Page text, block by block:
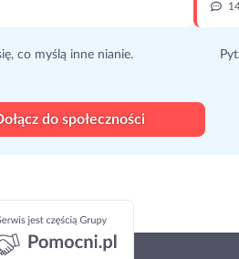
co myślą inne nianie.
do społeczności